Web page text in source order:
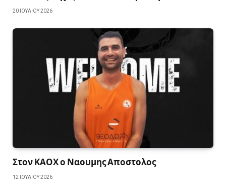
20 ΙΟΥΛΊΟΥ 2026
Στον ΚΑΟΧ ο Ναουμης Αποστολος
12 ΙΟΥΛΊΟΥ 2026